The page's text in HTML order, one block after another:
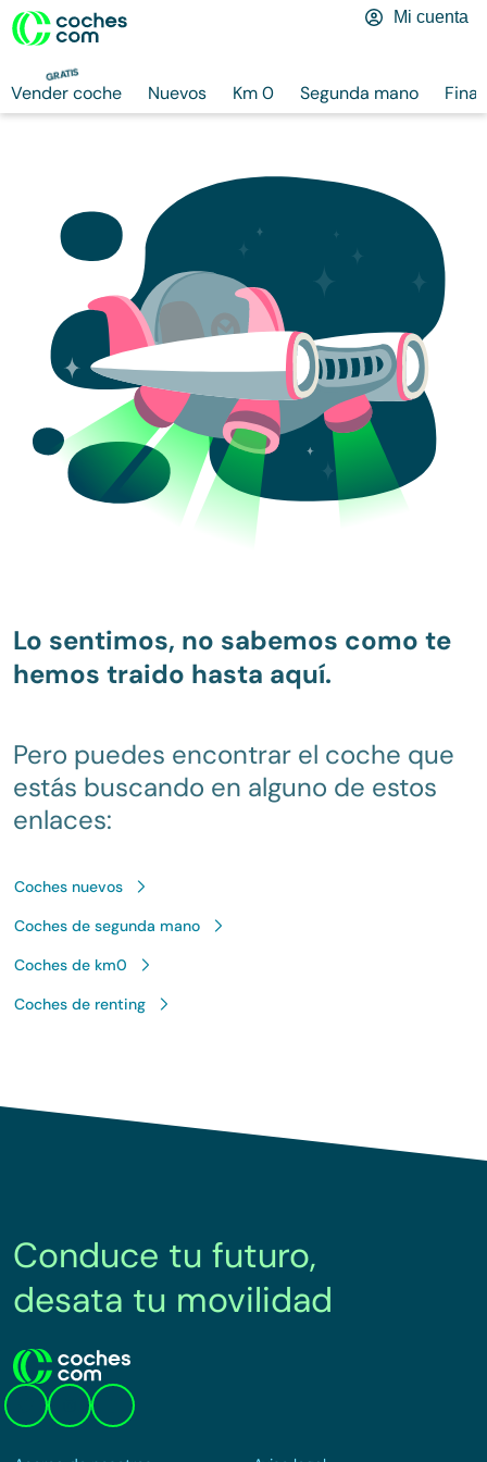
GRATIS
Vender coche Nuevos Km 0 Segunda mano
Mi cuenta
Lo sentimos, no sabemos como te
hemos traido hasta aquí.
Pero puedes encontrar el coche que
estás buscando en alguno de estos
enlaces:
Coches nuevos
Coches de segunda mano
Coches de km0
Coches de renting
Conduce tu futuro,
desata tu movilidad